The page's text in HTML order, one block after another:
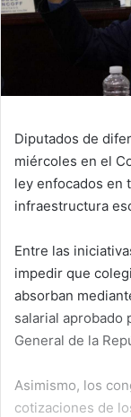
Diputados de
miércoles en el
ley enfocados en
infraestructura
Entre las
impedir que
absorban
salarial aprobado
General de la
Asimismo, los
cotizaciones de